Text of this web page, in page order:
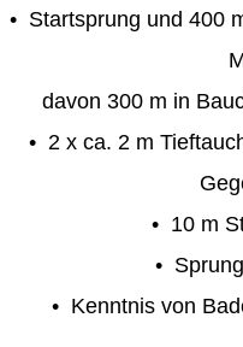
• Startsprung und 400
davon 300 m in
• 2 x ca. 2 m
• 10 m
•
• Kenntnis von